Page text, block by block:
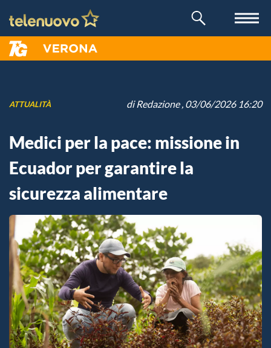
ATTUALITÀ diRedazione, 03/06/2026 16:20
Medici per la pace: missione in
Ecuador per garantire la
sicurezza alimentare